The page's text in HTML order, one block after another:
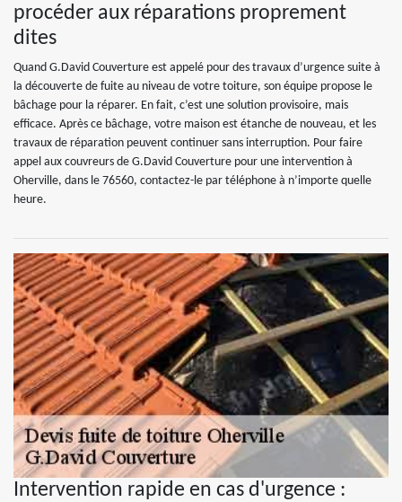
procéder aux réparations proprement
dites
Quand G.David Couverture est appelé pour des travaux d’urgence suite à
la découverte de fuite au niveau de votre toiture, son équipe propose le
bâchage pour la réparer. En fait, c’est une solution provisoire, mais
efficace. Après ce bâchage, votre maison est étanche de nouveau, et les
travaux de réparation peuvent continuer sans interruption. Pour faire
appel aux couvreurs de G.David Couverture pour une intervention à
Oherville, dans le 76560, contactez-le par téléphone à n’importe quelle
heure.
Intervention rapide en cas d'urgence :